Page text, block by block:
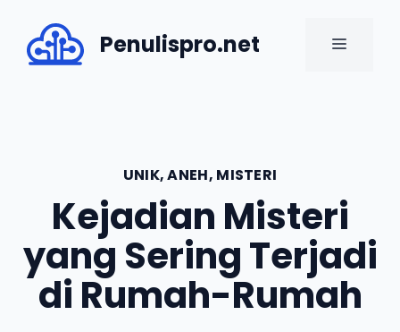
content
Penulispro.net MENU
UNIK, ANEH, MISTERI
Kejadian Misteri
yang Sering Terjadi
di Rumah-Rumah